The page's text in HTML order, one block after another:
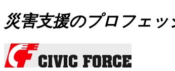
災害支援のプロフェ